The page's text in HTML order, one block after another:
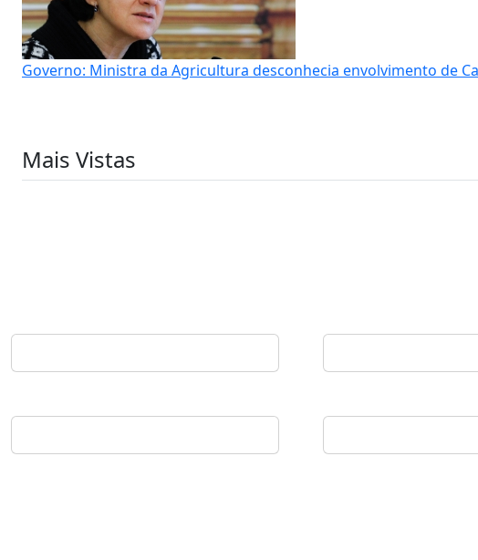
Governo: Ministra da Agricultura desconhecia envolvimento de
Mais Vistas